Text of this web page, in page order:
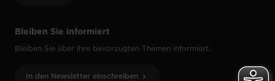
Bleiben Sie informiert
Bleiben Sie über Ihre bevorzugten Themen informiert.
In den Newsletter einschreiben